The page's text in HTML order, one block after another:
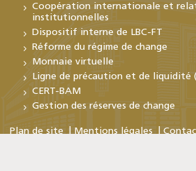
Coopération internationale et
institutionnelles
Dispositif interne de LBC-FT
Réforme du régime de change
Monnaie virtuelle
Ligne de précaution et de liquidité
CERT-BAM
Gestion des réserves de change
Plan de site Mentions légales